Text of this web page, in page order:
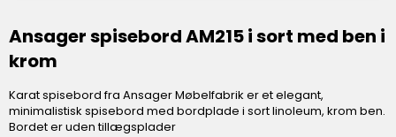
Ansager spisebord AM215 i sort med ben i
krom
Karat spisebord fra Ansager Møbelfabrik er et elegant,
minimalistisk spisebord med bordplade i sort linoleum, krom ben.
Bordet er uden tillægsplader